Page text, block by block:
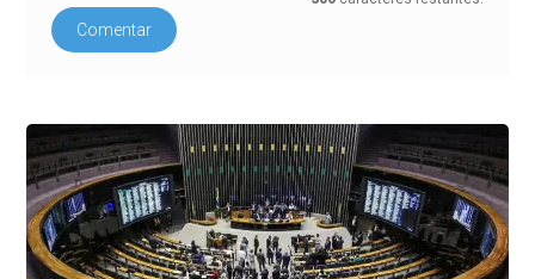
Comentar